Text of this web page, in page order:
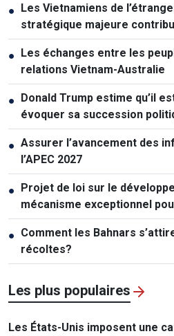
● Les Vietnamiens de
stratégique majeure
la puissance nationale
● Les échanges entre les
relations Vietnam-Australie
● Donald Trump estime qu’il
évoquer sa succession
● Assurer l’avancement des
l’APEC 2027
● Projet de loi sur le
mécanisme exceptionnel
● Comment les Bahnars
récoltes?
Les plus populaires
Les États-Unis imposent une